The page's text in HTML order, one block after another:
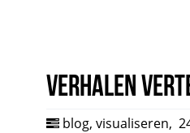
Verhalen
blog, visualiseren,